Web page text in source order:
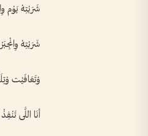
شَرَبْتِهْ يَوْم
شَرَبْتِهْ
وْتَعَافَيْت
أنَا اللَّى